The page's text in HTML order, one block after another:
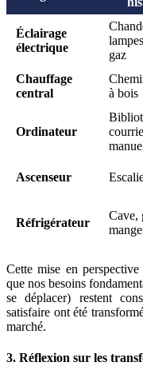
Éclairage
électrique
gaz
Chauffage
central
à bois
Ordinateur
Ascenseur
Réfrigérateur
Cave,
Cette mise en
que nos besoins
se déplacer) restent
satisfaire ont été
marché.
3. Réflexion sur les